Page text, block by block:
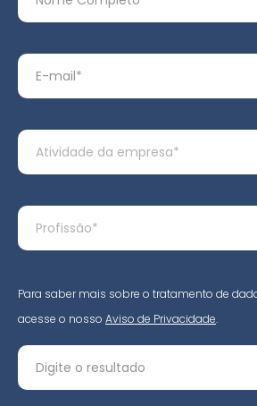
Para saber mais sobre o tratamento de
acesse o nosso Aviso de Privacidade.